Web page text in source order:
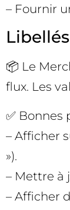
– Fournir
📦 Le
flux. Les
✅ Bonnes
– Afficher
»).
– Mettre à
– Afficher